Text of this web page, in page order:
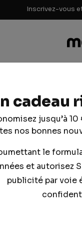
Inscrivez-vous
cadeau
jusqu’à
nos bonnes
le
et autorisez
publicité par voie